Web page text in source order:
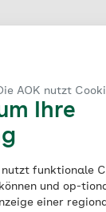
AOK nutzt
Ihre
nutzt funktionale
und op-
einerfür